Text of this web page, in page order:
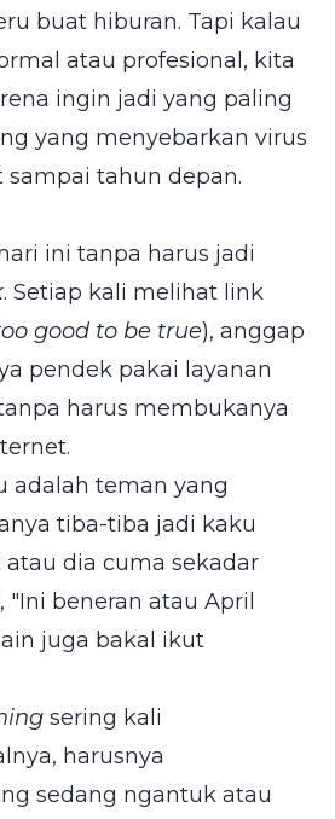
buat hiburan. Tapi kalau
atau profesional, kita
ingin jadi yang paling
yang menyebarkan virus
sampai tahun depan.
ini tanpa harus jadi
. Setiap kali melihat link
good to be true), anggap
pendek pakai layanan
harus membukanya
adalah teman yang
tiba-tiba jadi kaku
dia cuma sekadar
beneran atau April
juga bakal ikut
sering kali
harusnya
sedang ngantuk atau